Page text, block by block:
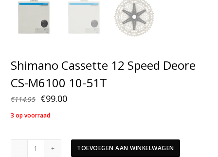
Shimano Cassette 12 Speed Deore
CS-M6100 10-51T
€114.95 Oorspronkelijke
prijs
€114.95.
€99.00Huidige
€99.00.
3 op voorraad
Shimano
TOEVOEGEN AAN WINKELWAGEN